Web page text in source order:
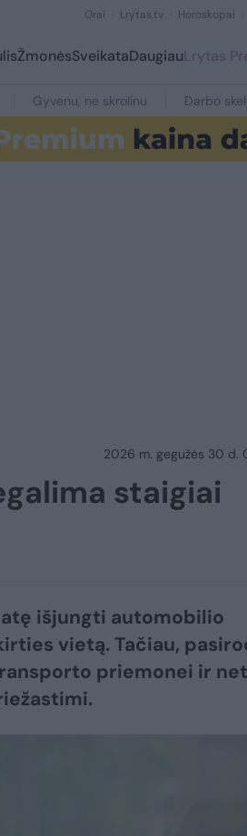
Orai Lrytas.tv Horoskopai
ŽmonėsSveikataDaugiauLrytas
Gyvenu, ne skrolinu Darbo
2026 m. gegužės 30 d.
staigiai
išjungti automobilio
vietą. Tačiau,
priemonei ir net